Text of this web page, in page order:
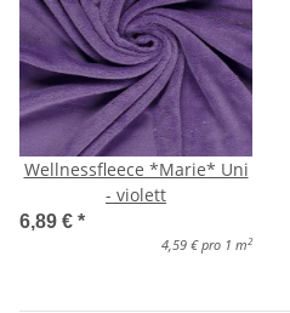
Wellnessfleece *Marie* Uni
- violett
6,89 € *
4,59 € pro 1 m 2